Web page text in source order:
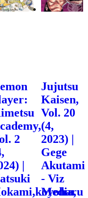
2
|
Jujutsu
Kaisen,
Vol. 20
(4,
2023) |
Gege
Akutami
- Viz
Media,